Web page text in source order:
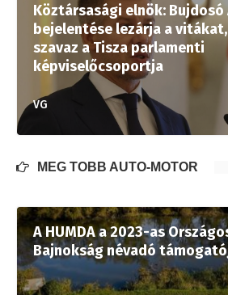
Köztársasági elnök: Bujdosó
bejelentése lezárja a
szavaz a Tisza parlamenti
képviselőcsoportja
VG
MÉG TÖBB AUTÓ-MOTOR
A HUMDA a 2023-as
Bajnokság névadó